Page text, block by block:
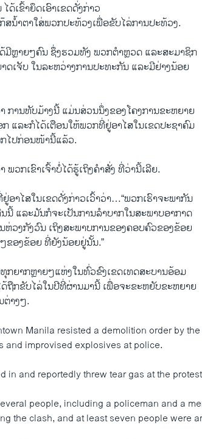
ເຂົ້າຍຶດເອົາເຂດດັ່ງກ່າວ
ສນໍ້າຕາໃສ່ພວກປະທ້ວງເພື່ອຂັບໄລ່ການປະທ້ວງ.
ມີຫຼາຍໆຄົນ ຊຶ່ງຮວມທັງ ພວກຕໍາຫຼວດ ແລະສະມາຊິກ
ດເຈັບ ໃນລະຫວ່າງການປະທະກັນ ແລະມີຢ່າງນ້ອຍ
ການທັບມ້າງນີ້ ແມ່ນສ່ວນນຶ່ງຂອງໂຄງການຂະຫຍາຍ
ແລະກໍໄດ້ເຕືອນໃຫ້ພວກທີ່ຢູ່ອາໄສໃນເຂດປະຊາຄົມ
ໄປກ່ອນໜ້ານີ້ແລ້ວ.
ວກເຂົາເຈົ້າບໍ່ໄດ້ຮູ້ເຖິງຄໍາສັ່ງ ທີ່ວ່ານີ້ເລີຍ.
ອາໄສໃນເຂດດັ່ງກ່າວເວົ້າວ່າ…“ພວກເຮົາຈະພາກັນ
ແລະມັນກໍຈະເປັນການລໍາບາກໃນສະພາບອາກາດ
ວງກັງວົນ ເຖິງສະພາບການຂອງຄອບຄົວຂອງຂ້ອຍ
ຂອງຂ້ອຍ ທີ່ຍັງນ້ອຍຢູ່ນັ້ນ.”
ກຍາກຫຼາຍໆແຫ່ງໃນທົ່ວຂົງເຂດເທດສະບານອ້ອມ
ຖືກຂັບໄລ່ໃນປີທີ່ຜ່ານມານີ້ ເພື່ອຈະຂະຫຍັບຂະຫຍາຍ
ຕ່າງໆ.
Manila resisted a demolition order by
and improvised explosives at police.
in and reportedly threw tear gas at the
people, including a policeman and a
the clash, and at least seven people were